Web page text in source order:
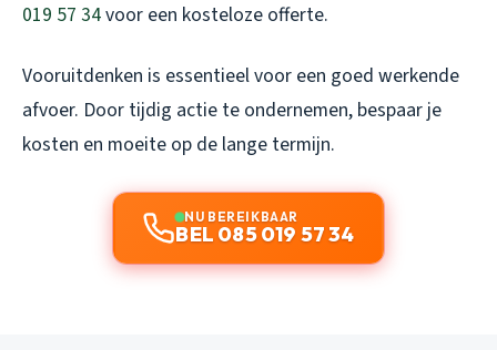
019 57 34voor een kosteloze offerte.
Vooruitdenken is essentieel voor een goed werkende
afvoer. Door tijdig actie te ondernemen, bespaar je
kosten en moeite op de lange termijn.
NU BEREIKBAAR
BEL 085 019 57 34